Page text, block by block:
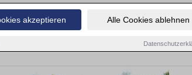
akzeptieren Alle Cookies ablehnen
Finden Sie in Ottenbach
einen Ford Edge Gebrauchtwagen? Entdecken Sie
von privat und